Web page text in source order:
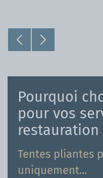
Pourquoi
pour vos
Tentes pliantes
uniquement...